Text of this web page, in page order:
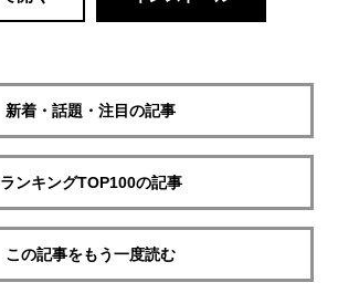
新着・話題・注目の記事
ランキングTOP100の記事
この記事をもう一度読む